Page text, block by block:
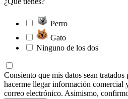
Perro
Gato
Ninguno de los dos
Consiento que mis datos sean tratados
hacerme llegar información comercial
correo electrónico. Asimismo,